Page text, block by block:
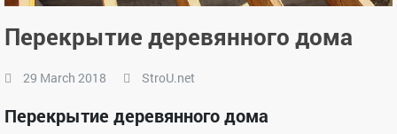
Перекрытие деревянного дома
29 March 2018 StroU.net
Перекрытие деревянного дома